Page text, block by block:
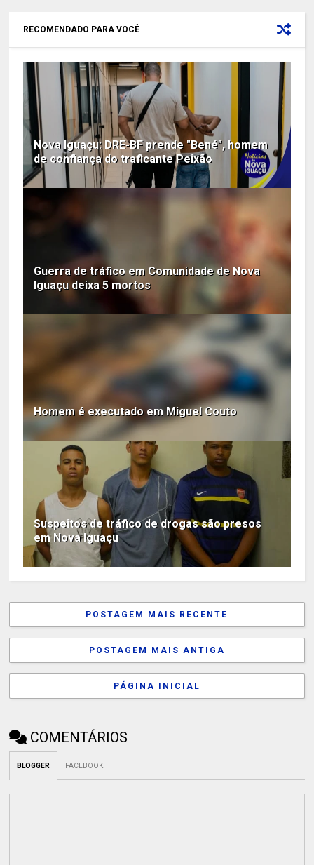
RECOMENDADO PARA VOCÊ
Nova Iguaçu: DRE-BF prende "Bené", homem
de confiança do traficante Peixão
Guerra de tráfico em Comunidade de Nova
Iguaçu deixa 5 mortos
Homem é executado em Miguel Couto
Suspeitos de tráfico de drogas são presos
em Nova Iguaçu
POSTAGEM MAIS RECENTE
POSTAGEM MAIS ANTIGA
PÁGINA INICIAL
COMENTÁRIOS
BLOGGER FACEBOOK